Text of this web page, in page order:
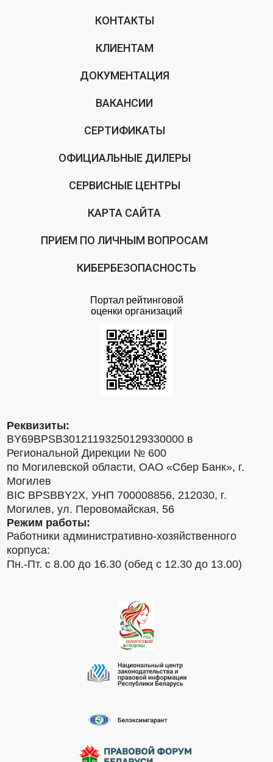
КОНТАКТЫ
КЛИЕНТАМ
ДОКУМЕНТАЦИЯ
ВАКАНСИИ
СЕРТИФИКАТЫ
ОФИЦИАЛЬНЫЕ ДИЛЕРЫ
СЕРВИСНЫЕ ЦЕНТРЫ
КАРТА САЙТА
ПРИЕМ ПО ЛИЧНЫМ ВОПРОСАМ
КИБЕРБЕЗОПАСНОСТЬ
Портал рейтинговой
оценки организаций
Реквизиты:
BY69BPSB30121193250129330000 в
Региональной Дирекции № 600
по Могилевской области, ОАО «Сбер Банк», г.
Могилев
BIC BPSBBY2X, УНП 700008856, 212030, г.
Могилев, ул. Перовомайская, 56
Режим работы:
Работники административно-хозяйственного
корпуса:
Пн.-Пт. с 8.00 до 16.30 (обед с 12.30 до 13.00)